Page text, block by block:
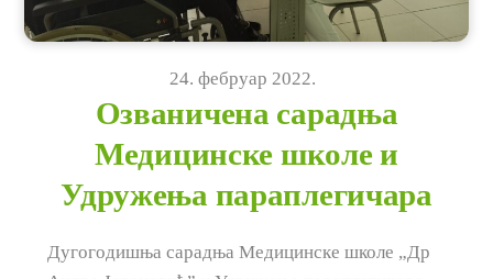
24.фебруар 2022.
Озваничена сарадња
Медицинске школе и
Удружења параплегичара
Дугогодишња сарадња Медицинске школе „Др